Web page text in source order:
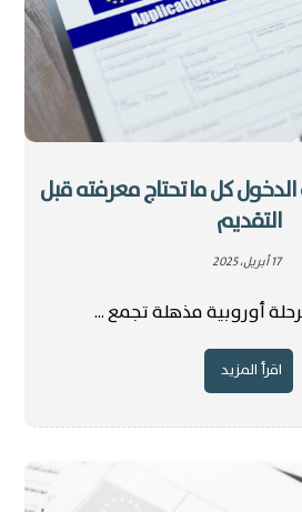
كل ما تحتاج معرفته قبل
التقديم
17 أبريل، 2025
أوروبية مذهلة تجمع ...
اقرأ المزيد